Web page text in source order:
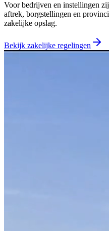
Voor bedrijven en instellingen
aftrek, borgstellingen en
zakelijke opslag.
Bekijk zakelijke regelingen